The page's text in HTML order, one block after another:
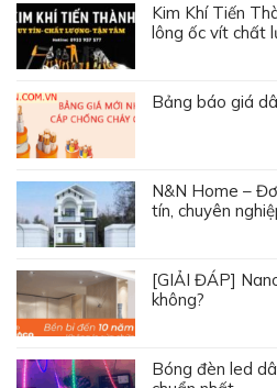
Kim Khí Tiến
lông ốc vít chất
Bảng báo giá
N&N Home –
tín, chuyên
[GIẢI ĐÁP]
không?
Bóng đèn led